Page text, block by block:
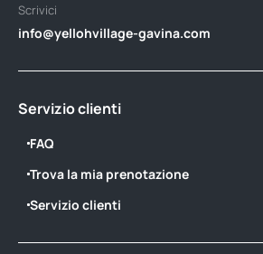
Scrivici
info@yellohvillage-gavina.com
Servizio clienti
FAQ
Trova la mia prenotazione
Servizio clienti